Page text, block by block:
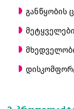
განწყობის